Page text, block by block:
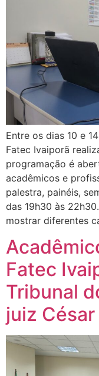
Entre os dias 10 e
Fatec Ivaiporã
programação é
acadêmicos e
palestra, painéis,
das 19h30 às
mostrar diferentes
Fatec
Tribunal
juiz